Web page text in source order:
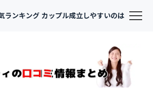
ンキング カップル成立しやすいのは